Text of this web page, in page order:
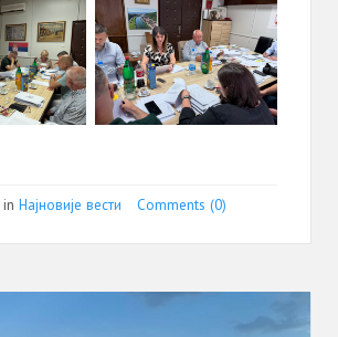
in Најновије вести Comments (0)